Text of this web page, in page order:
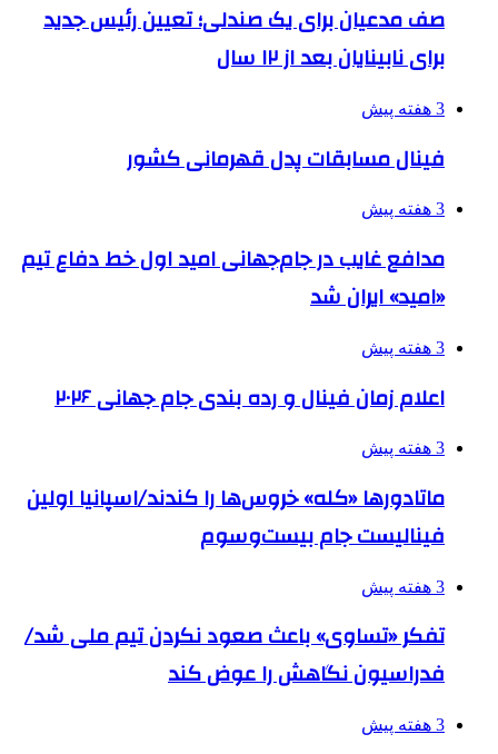
صف مدعیان برای یک صندلی؛ تعیین رئیس جدید
برای نابینایان بعد از ۱۲ سال
3 هفته پیش
فینال مسابقات پدل قهرمانی کشور
3 هفته پیش
مدافع غایب در جام‌جهانی امید اول خط دفاع تیم
«امید» ایران شد
3 هفته پیش
اعلام زمان فینال و رده بندی جام جهانی ۲۰۲۶
3 هفته پیش
ماتادورها «کله» خروس‌ها را کندند/اسپانیا اولین
فینالیست جام بیست‌وسوم
3 هفته پیش
تفکر «تساوی» باعث صعود نکردن تیم ملی شد/
فدراسیون نگاهش را عوض کند
3 هفته پیش